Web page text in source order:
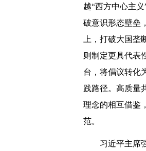
越“西方中心主
破意识形态壁垒
上，打破大国
则制定更具代表
台，将倡议转化
践路径。高质量
理念的相互借鉴
范。
习近平主席